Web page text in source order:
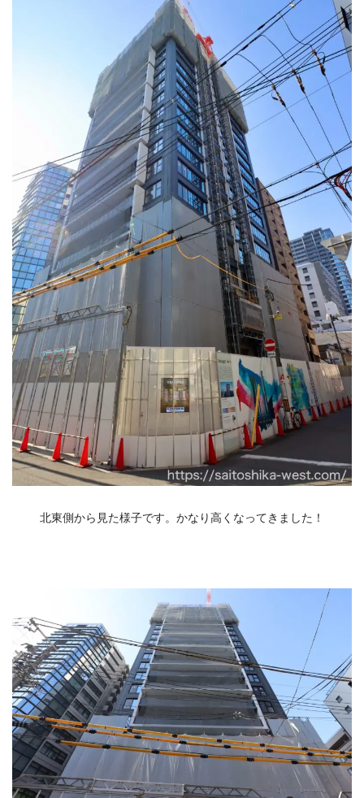
北東側から見た様子です。かなり高くなってきました！